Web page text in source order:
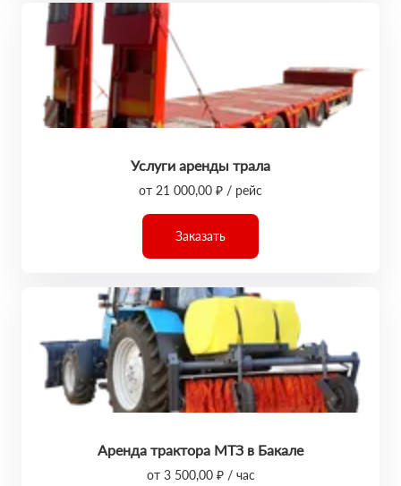
Услуги аренды трала
от 21 000,00 ₽ / рейс
Заказать
Аренда трактора МТЗ в Бакале
от 3 500,00 ₽ / час